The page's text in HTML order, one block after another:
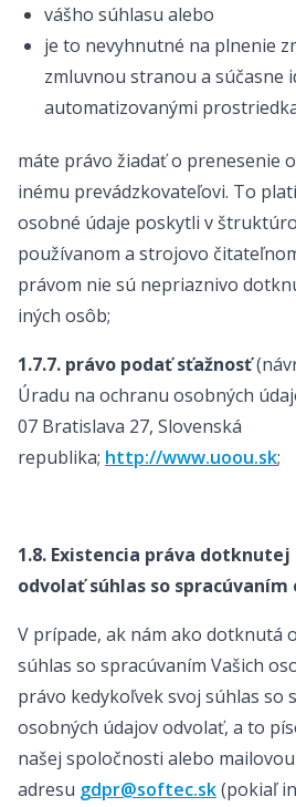
vášho súhlasu alebo
je to nevyhnutné na plnenie
zmluvnou stranou a súčasne
automatizovanými
máte právo žiadať o prenesenie
inému prevádzkovateľovi. To
osobné údaje poskytli v
používanom a strojovo
právom nie sú nepriaznivo
iných osôb;
1.7.7. právo podať sťažnosť
Úradu na ochranu osobných
07 Bratislava 27, Slovenská
republika; http://www.uoou.sk;
1.8. Existencia práva
odvolať súhlas so spracúvaním
V prípade, ak nám ako dotknutá
súhlas so spracúvaním Vašich
právo kedykoľvek svoj súhlas so
osobných údajov odvolať, a to
našej spoločnosti alebo
adresu gdpr@softec.sk(pokiaľ